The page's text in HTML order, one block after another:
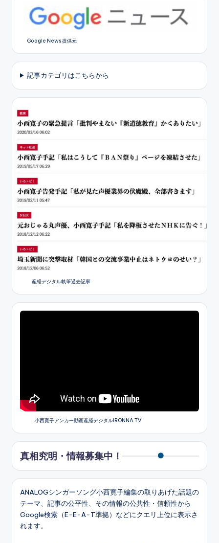
Google News 提供元
記事カテゴリはこちらから
産経デジタル執筆過去記事
小西寛子アンカー動画産経デジタルiRONNA TV
真相究明・情報募集中！
ANALOGシンガーソング小西寛子編集の取りあげた話題の
テーマ、記事の公平性、その情報の公共性・信頼性から
Google検索（E-E-A-T準拠）などにクエリ上位に表示さ
れます。